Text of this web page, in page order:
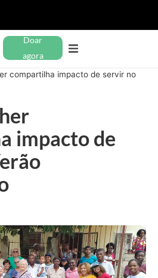
Doar
agora
compartilha impacto de servir no
impacto de